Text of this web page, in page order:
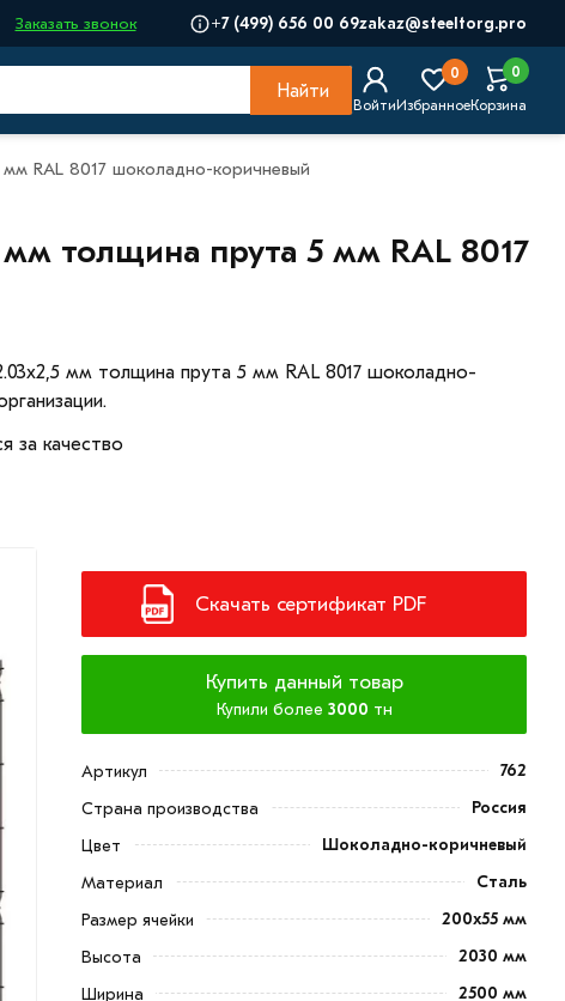
Заказать звонок +7 (499) 656 00 69zakaz@steeltorg.pro
Найти
ВойтиИзбранное
0
Корзина
0
RAL 8017 шоколадно-коричневый
толщина прута 5 мм RAL 8017
мм толщина прута 5 мм RAL 8017 шоколадно-
за качество
Скачать сертификат PDF
Купить данный товар
Купили более 3000 тн
Артикул
762
Страна производства
Россия
Цвет
Шоколадно-коричневый
Материал
Сталь
Размер ячейки
200х55 мм
Высота
2030 мм
Ширина
2500 мм